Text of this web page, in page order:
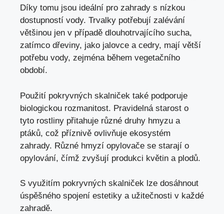
Díky tomu jsou ideální pro zahrady s nízkou
dostupností vody. Trvalky potřebují zalévání
většinou jen v případě dlouhotrvajícího sucha,
zatímco dřeviny, jako jalovce a cedry, mají větší
potřebu vody, zejména během vegetačního
období.
Použití pokryvných skalniček také podporuje
biologickou rozmanitost. Pravidelná starost o
tyto rostliny přitahuje různé druhy hmyzu a
ptáků, což příznivě ovlivňuje ekosystém
zahrady. Různé hmyzí opylovače se starají o
opylování, čímž zvyšují produkci květin a plodů.
S využitím pokryvných skalniček lze dosáhnout
úspěšného spojení estetiky a užitečnosti v každé
zahradě.